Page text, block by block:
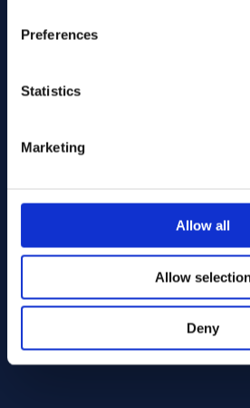
Preferences
Statistics
Marketing
Allow all
Allow
Deny
Enviar